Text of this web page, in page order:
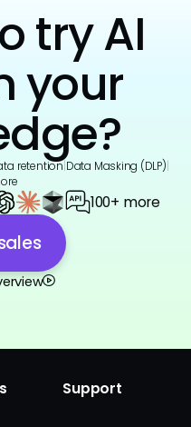
try AI
your
retention Data Masking (DLP)
100+ more
Support